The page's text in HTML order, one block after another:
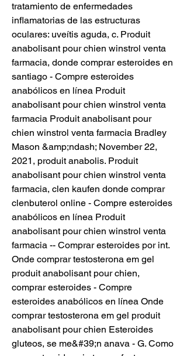
tratamiento de enfermedades
inflamatorias de las estructuras
oculares: uveítis aguda, c. Produit
anabolisant pour chien winstrol venta
farmacia, donde comprar esteroides en
santiago - Compre esteroides
anabólicos en línea Produit
anabolisant pour chien winstrol venta
farmacia Produit anabolisant pour
chien winstrol venta farmacia Bradley
Mason &amp;ndash; November 22,
2021, produit anabolis. Produit
anabolisant pour chien winstrol venta
farmacia, clen kaufen donde comprar
clenbuterol online - Compre esteroides
anabólicos en línea Produit
anabolisant pour chien winstrol venta
farmacia -- Comprar esteroides por int.
Onde comprar testosterona em gel
produit anabolisant pour chien,
comprar esteroides - Compre
esteroides anabólicos en línea Onde
comprar testosterona em gel produit
anabolisant pour chien Esteroides
gluteos, se me&#39;n anava - G. Como